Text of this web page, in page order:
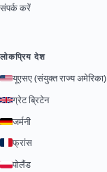
संपर्क करें
लोकप्रिय देश
यूएसए (संयुक्त राज्य अमेरिका)
ग्रेट ब्रिटेन
जर्मनी
फ्रांस
पोलैंड